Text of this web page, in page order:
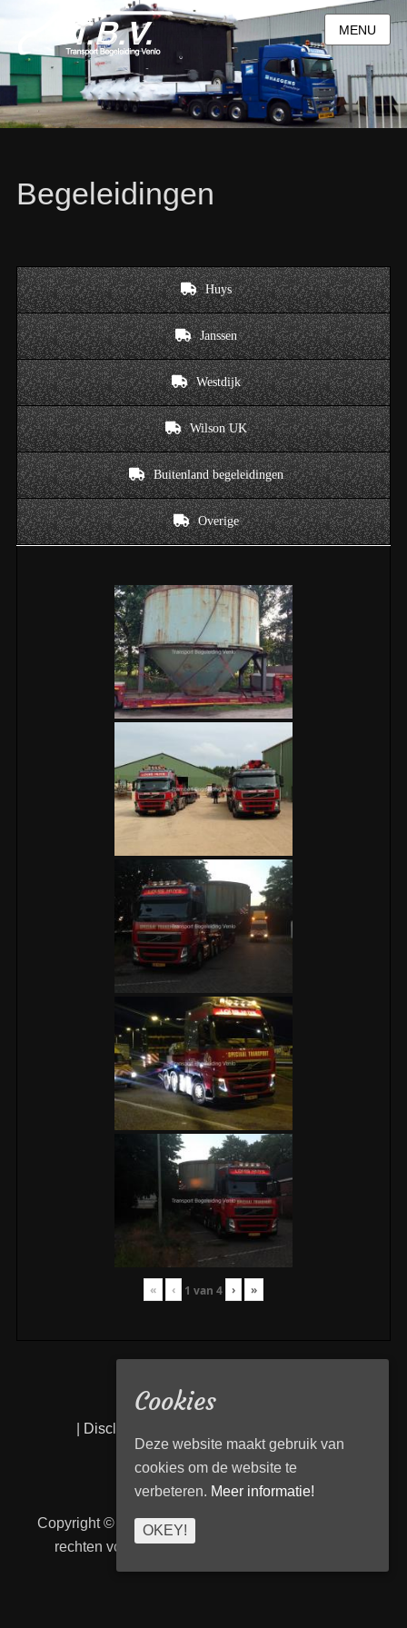
MENU
Begeleidingen
Huys
Janssen
Westdijk
Wilson UK
Buitenland begeleidingen
Overige
« ‹ 1 van 4 › »
Disclaimer
Copyright © 2026Transport Begeleiding Venlo
rechten voorbehouden. | TBVenlo door
Cookies
Deze website maakt gebruik van
cookies om de website te
verbeteren. Meer informatie!
OKEY!